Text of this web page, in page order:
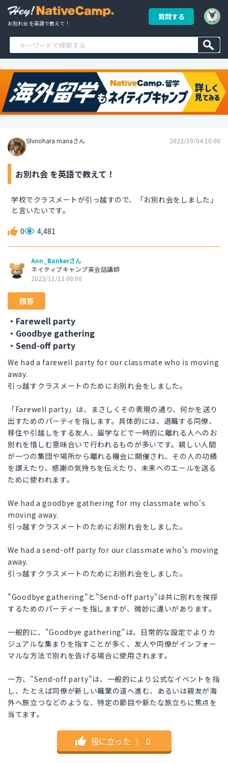
お別れ会 を英語で教えて！
質問する
Shinohara manaさん 2022/10/04 10:00
お別れ会 を英語で教えて！
学校でクラスメートが引っ越すので、「お別れ会をしました」
と言いたいです。
0 4,481
Ann_Bankerさん
ネイティブキャンプ英会話講師
2023/11/13 00:00
回答
・Farewell party
・Goodbye gathering
・Send-off party
We had a farewell party for our classmate who is moving
away.
引っ越すクラスメートのためにお別れ会をしました。
「Farewell party」は、まさしくその表現の通り、何かを送り
出すためのパーティを指します。具体的には、退職する同僚、
移住や引越しをする友人、留学などで一時的に離れる人へのお
別れを惜しむ意味合いで行われるものが多いです。親しい人間
が一つの集団や場所から離れる機会に開催され、その人の功績
を讃えたり、感謝の気持ちを伝えたり、未来へのエールを送る
ために使われます。
We had a goodbye gathering for my classmate who's
moving away.
引っ越すクラスメートのためにお別れ会をしました。
We had a send-off party for our classmate who's moving
away.
引っ越すクラスメートのためにお別れ会をしました。
"Goodbye gathering"と"Send-off party"は共に別れを挨拶
するためのパーティーを指しますが、微妙に違いがあります。
一般的に、"Goodbye gathering"は、日常的な設定でよりカ
ジュアルな集まりを指すことが多く、友人や同僚がインフォー
マルな方法で別れを告げる場合に使用されます。
一方、"Send-off party"は、一般的により公式なイベントを指
し、たとえば同僚が新しい職業の道へ進む、あるいは親友が海
外へ旅立つなどのような、特定の節目や新たな旅立ちに焦点を
当てます。
役に立った ｜ 0